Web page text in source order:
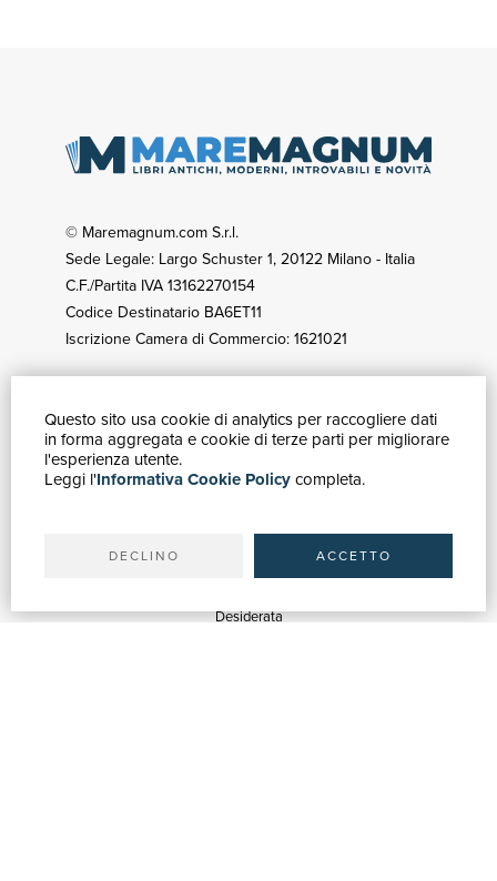
Questo sito usa cookie di analytics per raccogliere dati
in forma aggregata e cookie di terze parti per migliorare
l'esperienza utente.
Leggi l'Informativa Cookie Policycompleta.
DECLINO ACCETTO
© Maremagnum.com S.r.l.
Sede Legale: Largo Schuster 1, 20122 Milano - Italia
C.F./Partita IVA 13162270154
Codice Destinatario BA6ET11
Iscrizione Camera di Commercio: 1621021
GUIDA ACQUISTI
Catalogo
Ricerca avanzata
Spedizioni
Desiderata